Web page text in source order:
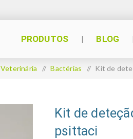
PRODUTOS BLOG
Veterinária / Bactérias / Kit de
Kit de
psittaci